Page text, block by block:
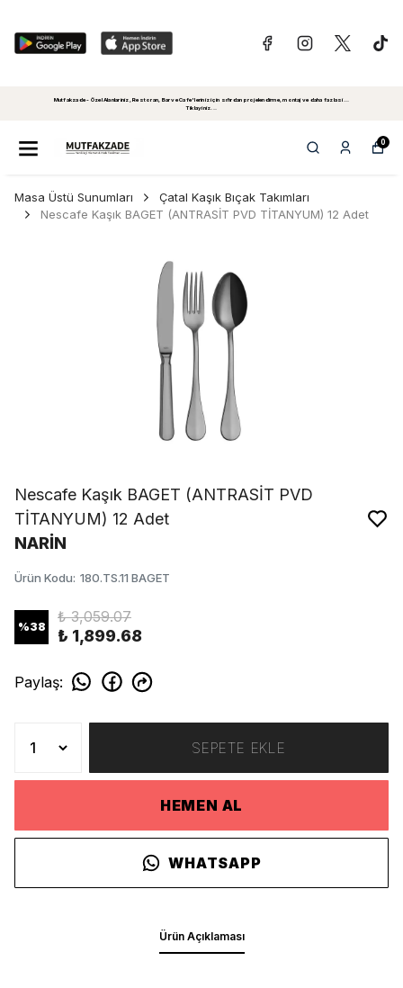
Mutfakzade - Özel Alanlariniz, Restoran, Bar ve Cafe'leriniz için sıfırdan projelendirme, montaj ve daha fazlasi...
Tiklayiniz...
0
Masa Üstü Sunumları
Çatal Kaşık Bıçak Takımları
Nescafe Kaşık BAGET (ANTRASİT PVD TİTANYUM) 12 Adet
Nescafe Kaşık BAGET (ANTRASİT PVD
TİTANYUM) 12 Adet
NARİN
Ürün Kodu: 180.TS.11 BAGET
%38
₺ 3,059.07
₺ 1,899.68
Paylaş:
SEPETE EKLE
HEMEN AL
WHATSAPP
Ürün Açıklaması